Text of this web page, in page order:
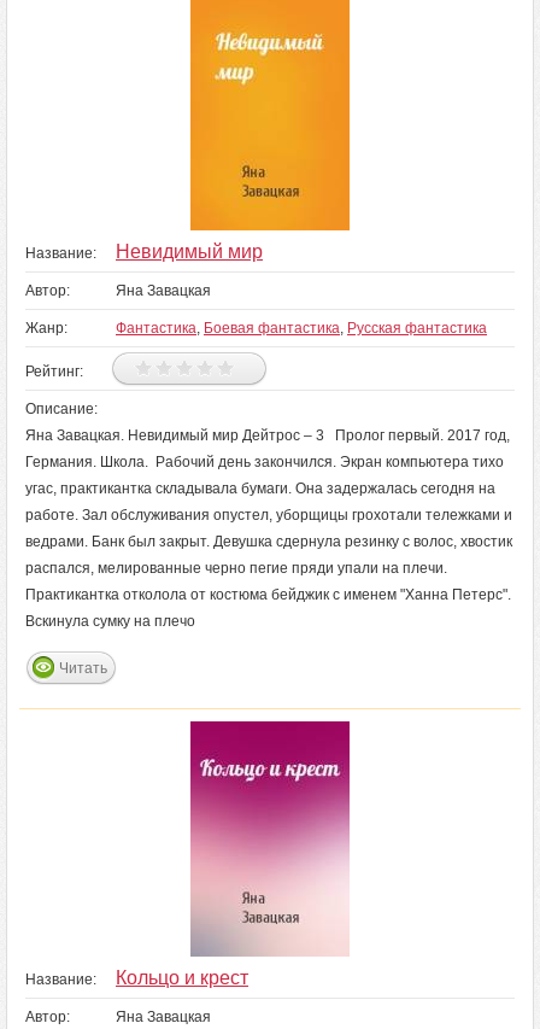
Название: Невидимый мир
Автор: Яна Завацкая
Жанр: Фантастика, Боевая фантастика, Русская фантастика
Рейтинг:
Описание:
Яна Завацкая. Невидимый мир Дейтрос – 3 Пролог первый. 2017 год,
Германия. Школа. Рабочий день закончился. Экран компьютера тихо
угас, практикантка складывала бумаги. Она задержалась сегодня на
работе. Зал обслуживания опустел, уборщицы грохотали тележками и
ведрами. Банк был закрыт. Девушка сдернула резинку с волос, хвостик
распался, мелированные черно пегие пряди упали на плечи.
Практикантка отколола от костюма бейджик с именем "Ханна Петерс".
Вскинула сумку на плечо
Читать
Название: Кольцо и крест
Автор: Яна Завацкая